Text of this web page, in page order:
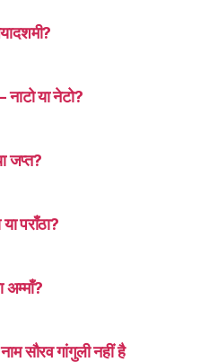
या नेटो?
जप्त?
पराँठा?
अम्माँ?
सौरव गांगुली नहीं है